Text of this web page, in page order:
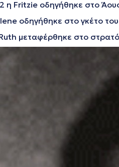
η Fritzie οδηγήθηκε στο
οδηγήθηκε στο γκέτο
μεταφέρθηκε στο